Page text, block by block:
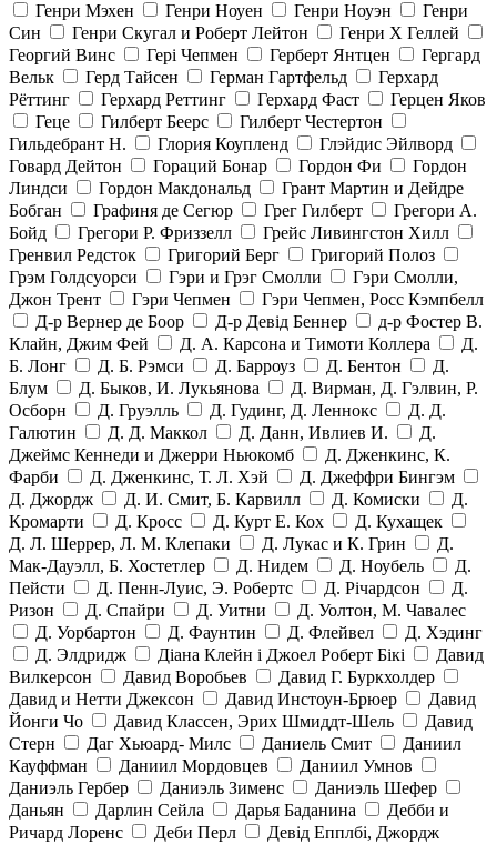
Генри Мэхен
Генри Ноуен Генри Ноуэн
Генри
Син
Генри Скугал и Роберт Лейтон
Генри Х Геллей
Георгий Винс
Гері Чепмен Герберт Янтцен
Гергард
Вельк
Герд Тайсен Герман Гартфельд
Герхард
Рёттинг
Герхард Реттинг Герхард Фаст
Герцен Яков
Геце
Гилберт Беерс
Гилберт Честертон
Гильдебрант Н.
Глория Коупленд
Глэйдис Эйлворд
Говард Дейтон
Гораций Бонар Гордон Фи
Гордон
Линдси
Гордон Макдональд
Грант Мартин и Дейдре
Бобган
Графиня де Сегюр Грег Гилберт
Грегори А.
Бойд
Грегори Р. Фриззелл
Грейс Ливингстон Хилл
Гренвил Редсток
Григорий Берг
Григорий Полоз
Грэм Голдсуорси
Гэри и Грэг Смолли
Гэри Смолли,
Джон Трент
Гэри Чепмен
Гэри Чепмен, Росс Кэмпбелл
Д-р Вернер де Боор
Д-р Девід Беннер
д-р Фостер В.
Клайн, Джим Фей
Д. А. Карсона и Тимоти Коллера
Д.
Б. Лонг
Д. Б. Рэмси Д. Барроуз Д. Бентон
Д.
Блум
Д. Быков, И. Лукьянова
Д. Вирман, Д. Гэлвин, Р.
Осборн
Д. Груэлль Д. Гудинг, Д. Леннокс
Д. Д.
Галютин
Д. Д. Маккол Д. Данн, Ивлиев И.
Д.
Джеймс Кеннеди и Джерри Ньюкомб
Д. Дженкинс, К.
Фарби
Д. Дженкинс, Т. Л. Хэй
Д. Джеффри Бингэм
Д. Джордж
Д. И. Смит, Б. Карвилл Д. Комиски
Д.
Кромарти
Д. Кросс Д. Курт Е. Кох
Д. Кухащек
Д. Л. Шеррер, Л. М. Клепаки
Д. Лукас и К. Грин
Д.
Мак-Дауэлл, Б. Хостетлер
Д. Нидем Д. Ноубель
Д.
Пейсти
Д. Пенн-Луис, Э. Робертс Д. Річардсон
Д.
Ризон
Д. Спайри Д. Уитни
Д. Уолтон, М. Чавалес
Д. Уорбартон
Д. Фаунтин Д. Флейвел
Д. Хэдинг
Д. Элдридж
Діана Клейн і Джоел Роберт Бікі
Давид
Вилкерсон
Давид Воробьев
Давид Г. Буркхолдер
Давид и Нетти Джексон
Давид Инстоун-Брюер
Давид
Йонги Чо
Давид Классен, Эрих Шмиддт-Шель
Давид
Стерн
Даг Хьюард- Милс Даниель Смит
Даниил
Кауффман
Даниил Мордовцев
Даниил Умнов
Даниэль Гербер
Даниэль Зименс
Даниэль Шефер
Даньян
Дарлин Сейла Дарья Баданина
Дебби и
Ричард Лоренс
Деби Перл
Девід Епплбі, Джордж